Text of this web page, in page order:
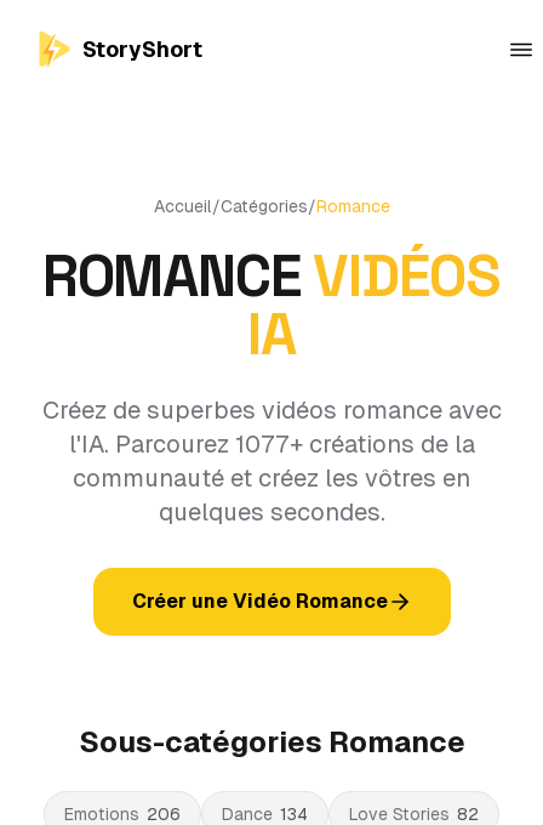
StoryShort
Accueil/Catégories/Romance
ROMANCEVIDÉOS
IA
Créez de superbes vidéos romance avec
l'IA. Parcourez 1077+ créations de la
communauté et créez les vôtres en
quelques secondes.
Créer une Vidéo Romance
Sous-catégories Romance
Emotions 206 Dance 134 Love Stories 82